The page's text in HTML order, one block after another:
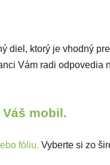
diel, ktorý je vhodný
Vám radi odpovedia
mobil.
fóliu. Vyberte si zo